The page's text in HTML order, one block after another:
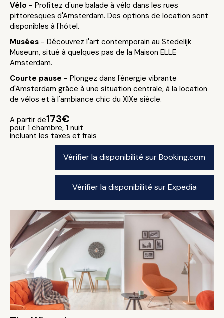
Vélo - Profitez d'une balade à vélo dans les rues
pittoresques d'Amsterdam. Des options de location sont
disponibles à l'hôtel.
Musées - Découvrez l'art contemporain au Stedelijk
Museum, situé à quelques pas de la Maison ELLE
Amsterdam.
Courte pause - Plongez dans l'énergie vibrante
d'Amsterdam grâce à une situation centrale, à la location
de vélos et à l'ambiance chic du XIXe siècle.
A partir de173€
pour 1 chambre, 1 nuit
incluant les taxes et frais
Vérifier la disponibilité sur Booking.com
Vérifier la disponibilité sur Expedia